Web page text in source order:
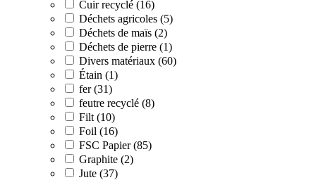
Cuir recyclé (16)
Déchets agricoles (5)
Déchets de maïs (2)
Déchets de pierre (1)
Divers matériaux (60)
Étain (1)
fer (31)
feutre recyclé (8)
Filt (10)
Foil (16)
FSC Papier (85)
Graphite (2)
Jute (37)